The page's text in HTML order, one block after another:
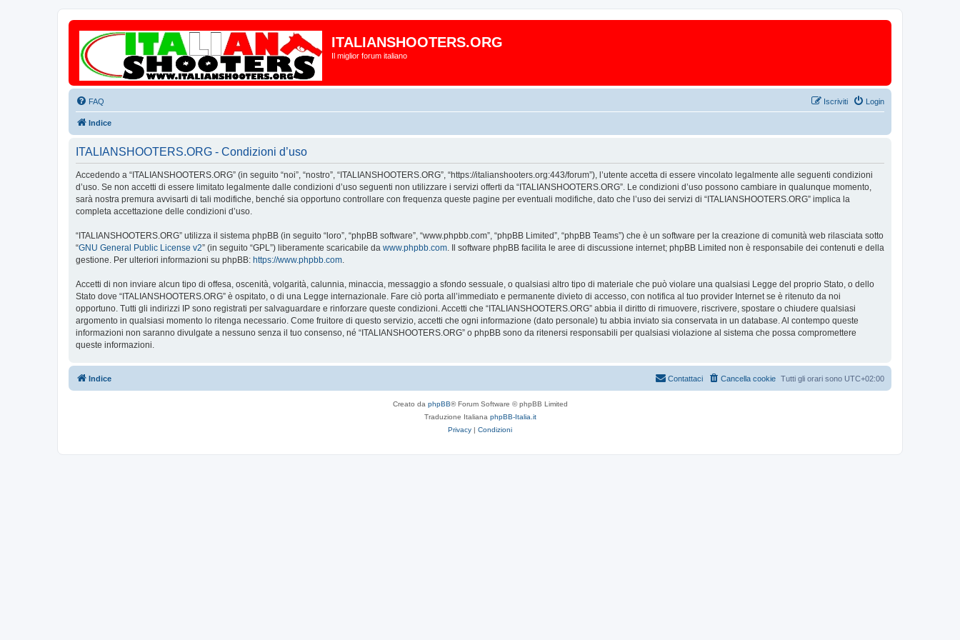
ITALIANSHOOTERS.ORG
Il miglior forum italiano
FAQ Login
Iscriviti
Indice
ITALIANSHOOTERS.ORG - Condizioni d’uso
Accedendo a “ITALIANSHOOTERS.ORG” (in seguito “noi”, “nostro”, “ITALIANSHOOTERS.ORG”, “https://italianshooters.org:443/forum”), l’utente accetta di essere vincolato legalmente alle seguenti condizioni
d’uso. Se non accetti di essere limitato legalmente dalle condizioni d’uso seguenti non utilizzare i servizi offerti da “ITALIANSHOOTERS.ORG”. Le condizioni d’uso possono cambiare in qualunque momento,
sarà nostra premura avvisarti di tali modifiche, benché sia opportuno controllare con frequenza queste pagine per eventuali modifiche, dato che l’uso dei servizi di “ITALIANSHOOTERS.ORG” implica la
completa accettazione delle condizioni d’uso.
“ITALIANSHOOTERS.ORG” utilizza il sistema phpBB (in seguito “loro”, “phpBB software”, “www.phpbb.com”, “phpBB Limited”, “phpBB Teams”) che è un software per la creazione di comunità web rilasciata sotto
“GNU General Public License v2” (in seguito “GPL”) liberamente scaricabile da www.phpbb.com. Il software phpBB facilita le aree di discussione internet; phpBB Limited non è responsabile dei contenuti e della
gestione. Per ulteriori informazioni su phpBB: https://www.phpbb.com.
Accetti di non inviare alcun tipo di offesa, oscenità, volgarità, calunnia, minaccia, messaggio a sfondo sessuale, o qualsiasi altro tipo di materiale che può violare una qualsiasi Legge del proprio Stato, o dello
Stato dove “ITALIANSHOOTERS.ORG” è ospitato, o di una Legge internazionale. Fare ciò porta all’immediato e permanente divieto di accesso, con notifica al tuo provider Internet se è ritenuto da noi
opportuno. Tutti gli indirizzi IP sono registrati per salvaguardare e rinforzare queste condizioni. Accetti che “ITALIANSHOOTERS.ORG” abbia il diritto di rimuovere, riscrivere, spostare o chiudere qualsiasi
argomento in qualsiasi momento lo ritenga necessario. Come fruitore di questo servizio, accetti che ogni informazione (dato personale) tu abbia inviato sia conservata in un database. Al contempo queste
informazioni non saranno divulgate a nessuno senza il tuo consenso, né “ITALIANSHOOTERS.ORG” o phpBB sono da ritenersi responsabili per qualsiasi violazione al sistema che possa compromettere
queste informazioni.
Indice Tutti gli orari sono UTC+02:00
Cancella cookie
Contattaci
Creato da phpBB® Forum Software © phpBB Limited
Traduzione Italiana phpBB-Italia.it
Privacy | Condizioni